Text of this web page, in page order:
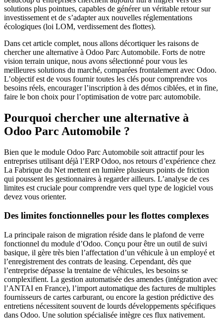
solutions plus pointues, capables de générer un véritable retour sur
investissement et de s’adapter aux nouvelles réglementations
écologiques (loi LOM, verdissement des flottes).
Dans cet article complet, nous allons décortiquer les raisons de
chercher une alternative à Odoo Parc Automobile. Forts de notre
vision terrain unique, nous avons sélectionné pour vous les
meilleures solutions du marché, comparées frontalement avec Odoo.
L’objectif est de vous fournir toutes les clés pour comprendre vos
besoins réels, encourager l’inscription à des démos ciblées, et in fine,
faire le bon choix pour l’optimisation de votre parc automobile.
Pourquoi chercher une alternative à
Odoo Parc Automobile ?
Bien que le module Odoo Parc Automobile soit attractif pour les
entreprises utilisant déjà l’ERP Odoo, nos retours d’expérience chez
La Fabrique du Net mettent en lumière plusieurs points de friction
qui poussent les gestionnaires à regarder ailleurs. L’analyse de ces
limites est cruciale pour comprendre vers quel type de logiciel vous
devez vous orienter.
Des limites fonctionnelles pour les flottes complexes
La principale raison de migration réside dans le plafond de verre
fonctionnel du module d’Odoo. Conçu pour être un outil de suivi
basique, il gère très bien l’affectation d’un véhicule à un employé et
l’enregistrement des contrats de leasing. Cependant, dès que
l’entreprise dépasse la trentaine de véhicules, les besoins se
complexifient. La gestion automatisée des amendes (intégration avec
l’ANTAI en France), l’import automatique des factures de multiples
fournisseurs de cartes carburant, ou encore la gestion prédictive des
entretiens nécessitent souvent de lourds développements spécifiques
dans Odoo. Une solution spécialisée intègre ces flux nativement.